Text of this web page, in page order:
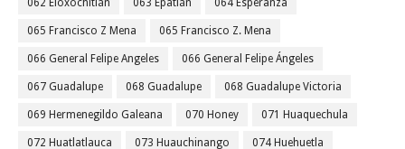
062 Eloxochitlán 063 Epatlán 064 Esperanza
065 Francisco Z Mena 065 Francisco Z. Mena
066 General Felipe Angeles 066 General Felipe Ángeles
067 Guadalupe 068 Guadalupe 068 Guadalupe Victoria
069 Hermenegildo Galeana 070 Honey 071 Huaquechula
072 Huatlatlauca 073 Huauchinango 074 Huehuetla